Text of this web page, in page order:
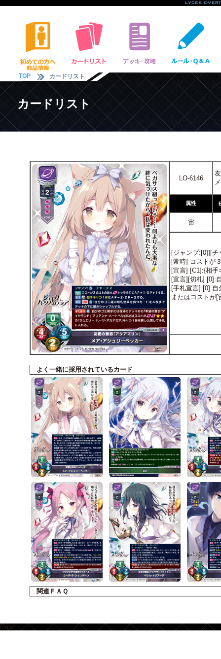
TOP カードリスト
カードリスト
LO-6146
属性
宙
[ジャンプ:[0]][チ
[常時] コストが
[宣言] [C1]:{相手
[宣言][切札] [0]:
[手札宣言] [0]:自
またはコストが[
よく一緒に採用されているカード
関連ＦＡＱ
footer